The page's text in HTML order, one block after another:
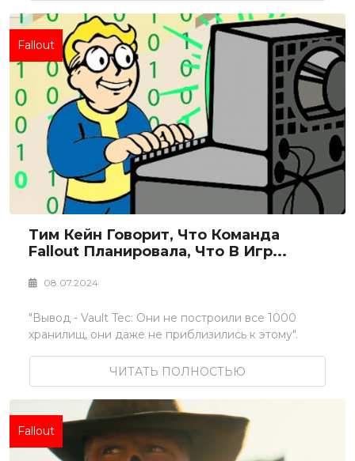
Fallout
Тим Кейн Говорит, Что Команда
Fallout Планировала, Что В Игр...
08.07.2024
"Вывод - Vault Tec: Они не построили все 1000
хранилищ, они даже не приблизились к этому".
ЧИТАТЬ ПОЛНОСТЬЮ
Fallout